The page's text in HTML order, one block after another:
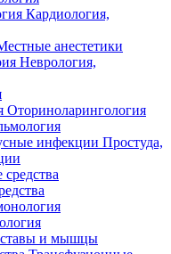
Кардиология,
анестетики
Неврология,
Оториноларингология
Простуда,
и мышцы